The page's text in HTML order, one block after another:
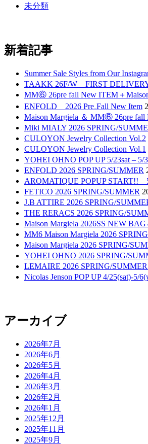
未分類
新着記事
Summer Sale Styles from Our
TAAKK 26F/W FIRST
MM⑥ 26pre fall New ITEM＋
ENFOLD 2026 Pre₋Fall New Item
Maison Margiela ＆ MM⑥ 26pre fall
Miki MIALY 2026 SPRING/
CULOYON Jewelry Collection Vol.2
CULOYON Jewelry Collection Vol.1
YOHEI OHNO POP UP 5/23sat – 5/
ENFOLD 2026 SPRING/SUMMER
AROMATIQUE POPUP START!!
FETICO 2026 SPRING/SUMMER
J.B ATTIRE 2026 SPRING/
THE RERACS 2026 SPRING/
Maison Margiela 2026SS NEW
MM6 Maison Margiela 2026
Maison Margiela 2026 SPRING/
YOHEI OHNO 2026 SPRING/
LEMAIRE 2026 SPRING/
Nicolas Jenson POP UP 4/25(sat)-5/
アーカイブ
2026年7月
2026年6月
2026年5月
2026年4月
2026年3月
2026年2月
2026年1月
2025年12月
2025年11月
2025年9月